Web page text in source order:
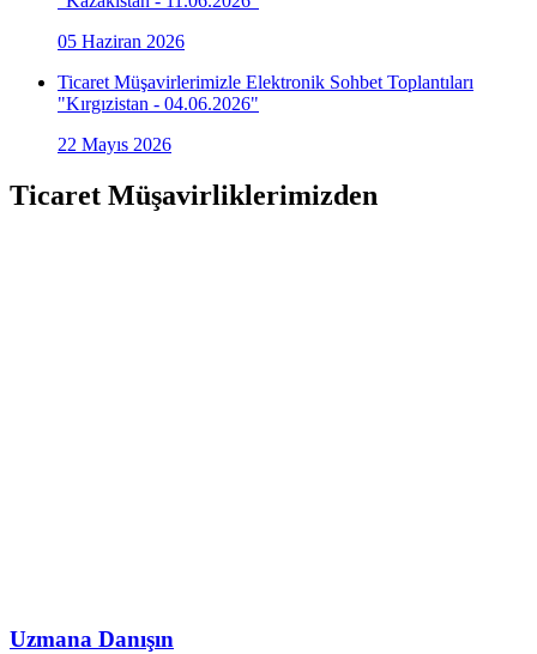
05 Haziran 2026
Ticaret Müşavirlerimizle Elektronik Sohbet Toplantıları
"Kırgızistan - 04.06.2026"
22 Mayıs 2026
Ticaret Müşavirliklerimizden
Uzmana Danışın